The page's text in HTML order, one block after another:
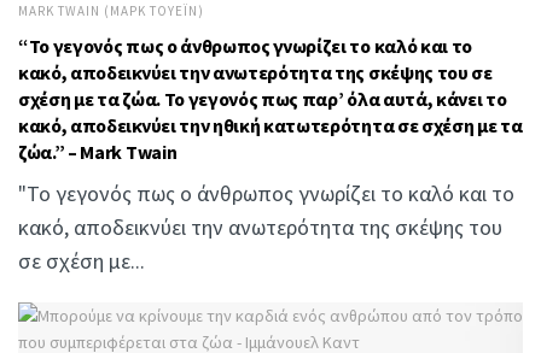
MARK TWAIN (ΜΑΡΚ ΤΟΥΈΙΝ)
“Το γεγονός πως ο άνθρωπος γνωρίζει το καλό και το
κακό, αποδεικνύει την ανωτερότητα της σκέψης του σε
σχέση με τα ζώα. Το γεγονός πως παρ’ όλα αυτά, κάνει το
κακό, αποδεικνύει την ηθική κατωτερότητα σε σχέση με τα
ζώα.” – Mark Twain
"Το γεγονός πως ο άνθρωπος γνωρίζει το καλό και το
κακό, αποδεικνύει την ανωτερότητα της σκέψης του
σε σχέση με...